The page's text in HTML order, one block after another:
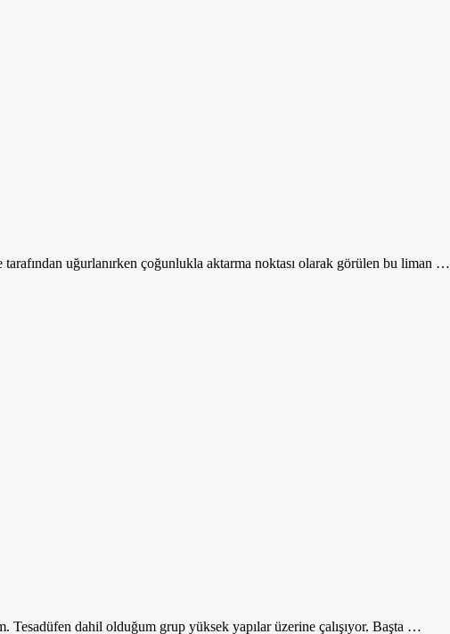
uğurlanırken çoğunlukla aktarma noktası olarak görülen bu liman …
dahil olduğum grup yüksek yapılar üzerine çalışıyor. Başta …